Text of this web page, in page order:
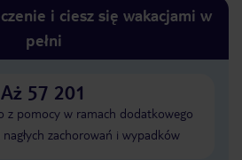
i ciesz się wakacjami w
pełni
Aż 57 201
z pomocy w ramach dodatkowego
zachorowań i wypadków